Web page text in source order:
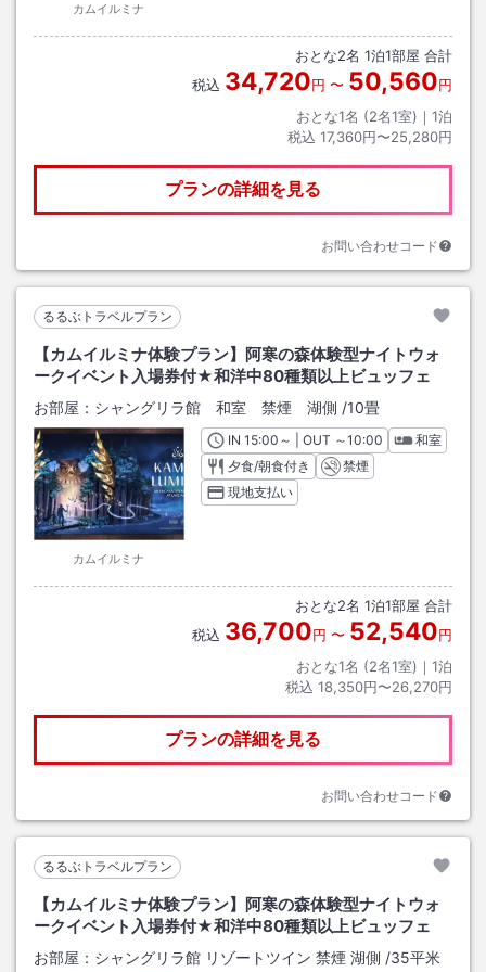
カムイルミナ
おとな2名 1泊1部屋 合計
税込 34,720円 〜 50,560円
おとな1名 (2名1室)｜ 1泊
税込 17,360円〜25,280円
プランの詳細を見る
お問い合わせコード
るるぶトラベルプラン
【カムイルミナ体験プラン】阿寒の森体験型ナイトウォ
ークイベント入場券付★和洋中80種類以上ビュッフェ
お部屋： シャングリラ館 和室 禁煙 湖側 /10畳
カムイルミナ
INチェックイン
15:00 ～ | OUT チェックアウト
～10:00
和室
夕食/朝食付き
禁煙
現地支払い
おとな2名 1泊1部屋 合計
税込 36,700円 〜 52,540円
おとな1名 (2名1室)｜ 1泊
税込 18,350円〜26,270円
プランの詳細を見る
お問い合わせコード
るるぶトラベルプラン
【カムイルミナ体験プラン】阿寒の森体験型ナイトウォ
ークイベント入場券付★和洋中80種類以上ビュッフェ
お部屋： シャングリラ館 リゾートツイン 禁煙 湖側 /35平米